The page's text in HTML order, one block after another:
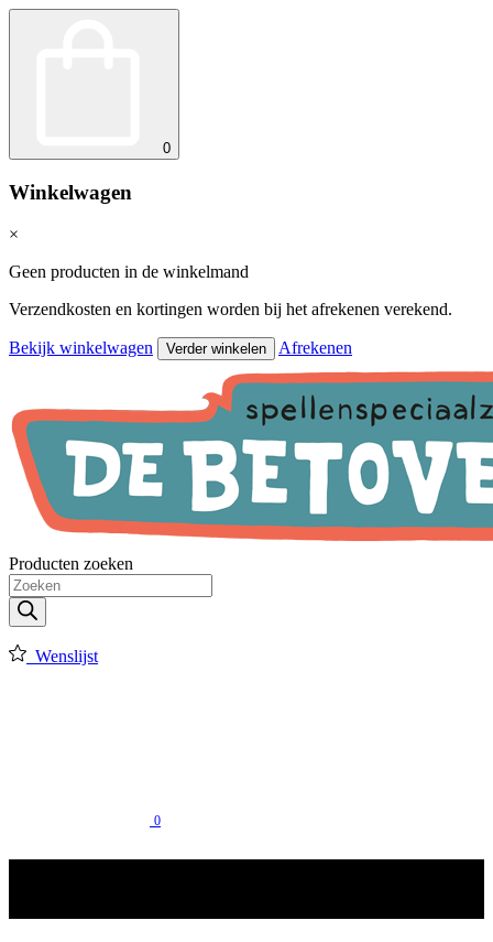
0
Winkelwagen
×
Geen producten in de winkelmand
Verzendkosten en kortingen worden bij het afrekenen verekend.
Bekijk winkelwagen Verder winkelen Afrekenen
Producten zoeken
Wenslijst
0